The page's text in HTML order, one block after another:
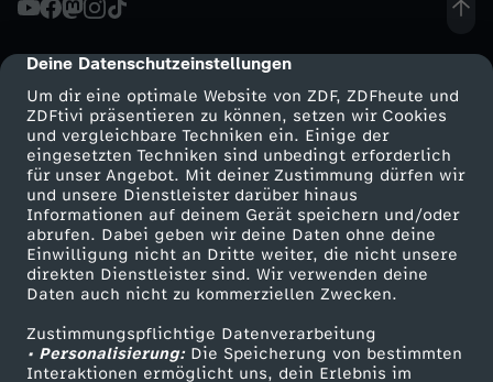
cmp-dialog-description
Deine Datenschutzeinstellungen
Um dir eine optimale Website von ZDF, ZDFheute und
ZDFtivi präsentieren zu können, setzen wir Cookies
und vergleichbare Techniken ein. Einige der
eingesetzten Techniken sind unbedingt erforderlich
für unser Angebot. Mit deiner Zustimmung dürfen wir
und unsere Dienstleister darüber hinaus
Informationen auf deinem Gerät speichern und/oder
abrufen. Dabei geben wir deine Daten ohne deine
Einwilligung nicht an Dritte weiter, die nicht unsere
direkten Dienstleister sind. Wir verwenden deine
Daten auch nicht zu kommerziellen Zwecken.
Zustimmungspflichtige Datenverarbeitung
• Personalisierung:Die Speicherung von bestimmten
Interaktionen ermöglicht uns, dein Erlebnis im
r
e
i
s
k
l
a
Mehr ZDF
ZDF-Apps
Smart TV
ZDFtext
Livestreams
Sendungen A-Z
Service
ZDFmitreden
Kontakt zum ZDF
Tickets
Zuschauerservice
Hilfe